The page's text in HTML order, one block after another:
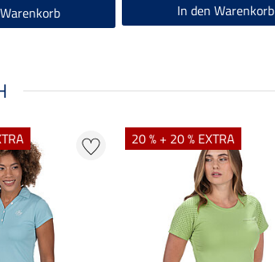
In den Warenkorb
20 % + 20 % EXTRA